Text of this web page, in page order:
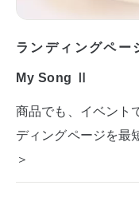
ランディングペー
My Song Ⅱ
商品でも、イベント
ディングページを最
＞